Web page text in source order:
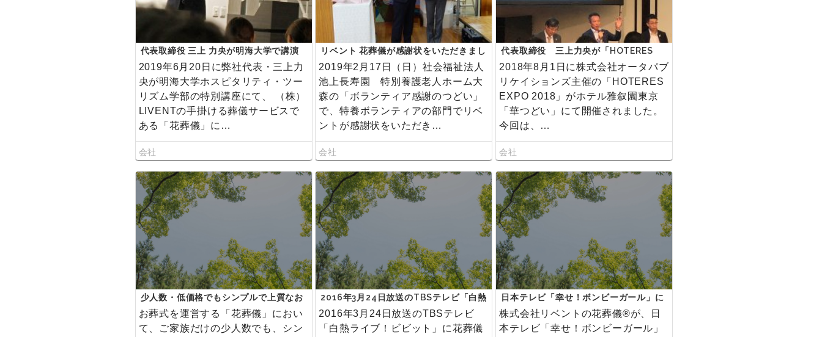
代表取締役 三上 力央が明海大学で講演
いたしました
2019年6月20日に弊社代表・三上力
央が明海大学ホスピタリティ・ツー
リズム学部の特別講座にて、 （株）
LIVENTの手掛ける葬儀サービスで
ある「花葬儀」に…
会社
リベント 花葬儀が感謝状をいただきまし
た。
2019年2月17日（日）社会福祉法人
池上長寿園 特別養護老人ホーム大
森の「ボランティア感謝のつどい」
で、特養ボランティアの部門でリベ
ントが感謝状をいただき…
会社
代表取締役 三上力央が「HOTERES
EXPO 2018」でパネリストとして登壇
しました。
2018年8月1日に株式会社オータパブ
リケイションズ主催の「HOTERES
EXPO 2018」がホテル雅叙園東京
「華つどい」にて開催されました。
今回は、…
会社
少人数・低価格でもシンプルで上質なお
葬式を。 葬儀に必要な物品を全て揃え
た、家族葬向けの低価格料金プラン 「家
族葬 ミニマルプラン」を発表！
お葬式を運営する「花葬儀」におい
て、ご家族だけの少人数でも、シン
2016年3月24日放送のTBSテレビ「白熱
ライブ！ビビット」に花葬儀®が取り上
げられました。
2016年3月24日放送のTBSテレビ
「白熱ライブ！ビビット」に花葬儀
日本テレビ「幸せ！ボンビーガール」に
花葬儀®が取り上げられました。
株式会社リベントの花葬儀®が、日
本テレビ「幸せ！ボンビーガール」